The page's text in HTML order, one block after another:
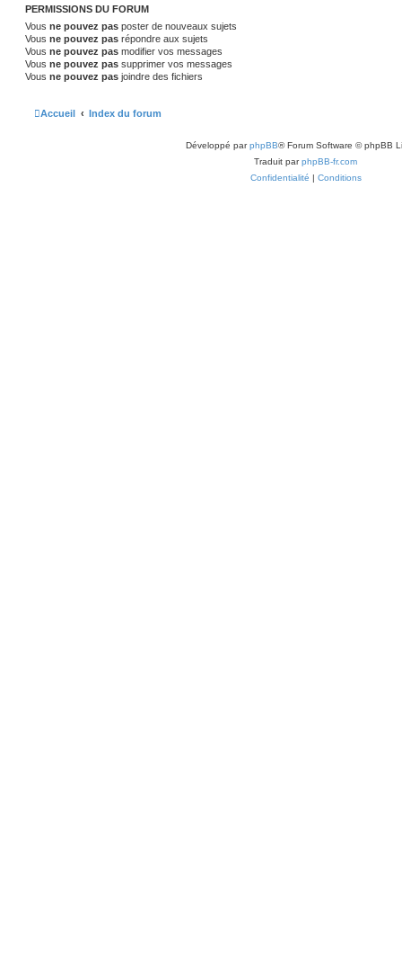
PERMISSIONS DU FORUM
Vous ne pouvez pas poster de nouveaux sujets
Vous ne pouvez pas répondre aux sujets
Vous ne pouvez pas modifier vos messages
Vous ne pouvez pas supprimer vos messages
Vous ne pouvez pas joindre des fichiers
Accueil Index du forum
Développé parphpBB® Forum Software © phpBB
Traduit parphpBB-fr.com
Confidentialité | Conditions